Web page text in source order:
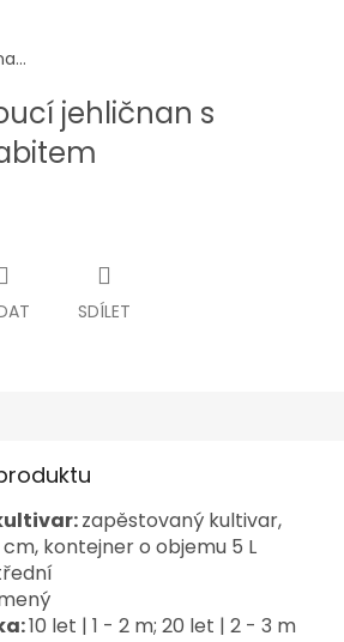
jehličnan s
SDÍLET
zapěstovaný kultivar,
kontejner o objemu 5 L
10 let | 1 - 2 m; 20 let | 2 - 3 m